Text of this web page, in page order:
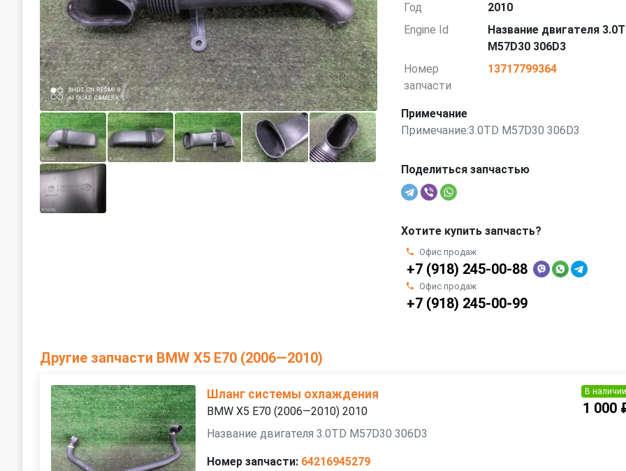
Год
2010
Engine Id
Название двигателя
M57D30 306D3
Номер
запчасти
13717799364
Примечание
Примечание:3.0TD M57D30 306D3
Поделиться запчастью
Хотите купить запчасть?
Офис продаж
+7 (918) 245-00-88
Офис продаж
+7 (918) 245-00-99
Другие запчасти BMW X5 E70 (2006—2010)
Шланг системы охлаждения
BMW X5 E70 (2006—2010) 2010
Название двигателя 3.0TD M57D30 306D3
Номер запчасти: 64216945279
В наличии
1 000